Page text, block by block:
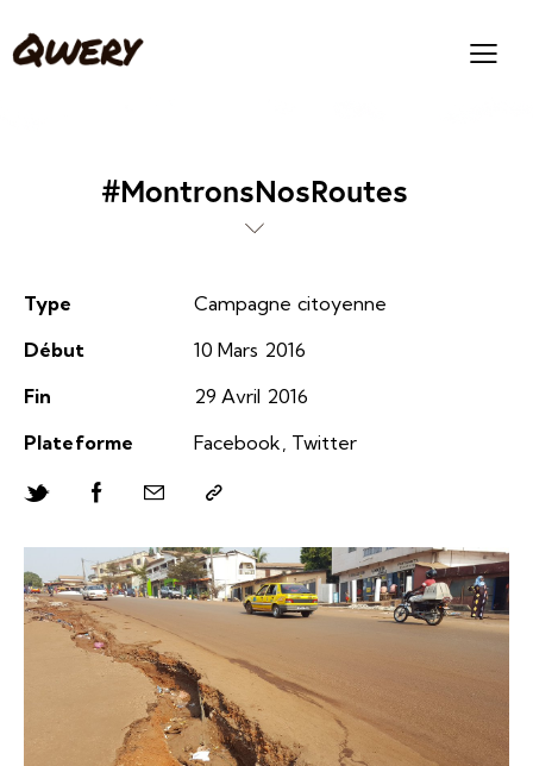
#MontronsNosRoutes
Type
Campagne citoyenne
Début
10 Mars 2016
Fin
29 Avril 2016
Plateforme
Facebook, Twitter